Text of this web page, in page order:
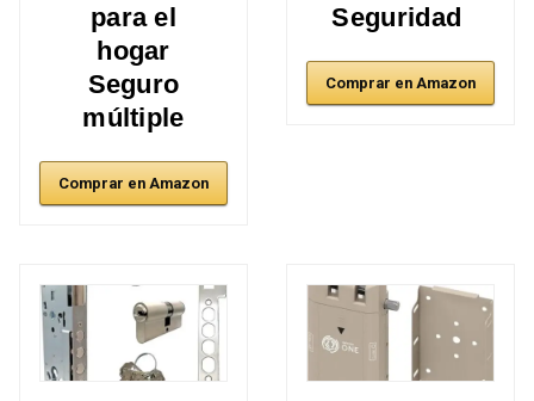
para el
hogar
Seguro
múltiple
Comprar en Amazon
Seguridad
Comprar en Amazon